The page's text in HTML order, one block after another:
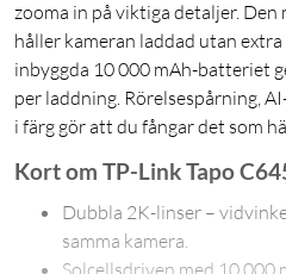
zooma in på viktiga detaljer.
håller kameran laddad utan
inbyggda 10 000 mAh-batteriet
per laddning. Rörelsespårning,
i färg gör att du fångar det som
Kort om TP-Link Tapo
Dubbla 2K-linser –
samma kamera.